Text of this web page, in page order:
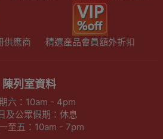
供應商 精選產品會員額外折扣
陳列室資料
六：10am - 4pm
及公眾假期：休息
至五：10am - 7pm